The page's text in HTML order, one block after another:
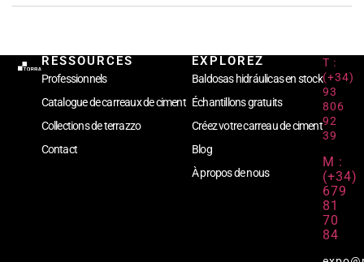
RESSOURCES
Professionnels
Catalogue de carreaux de ciment
Collections de terrazzo
Contact
EXPLOREZ
Baldosas hidráulicas en stock
Échantillons gratuits
Créez votre carreau de ciment
Blog
À propos de nous
T :
(+34)
93
806
92
39
M :
(+34)
679
81
70
84